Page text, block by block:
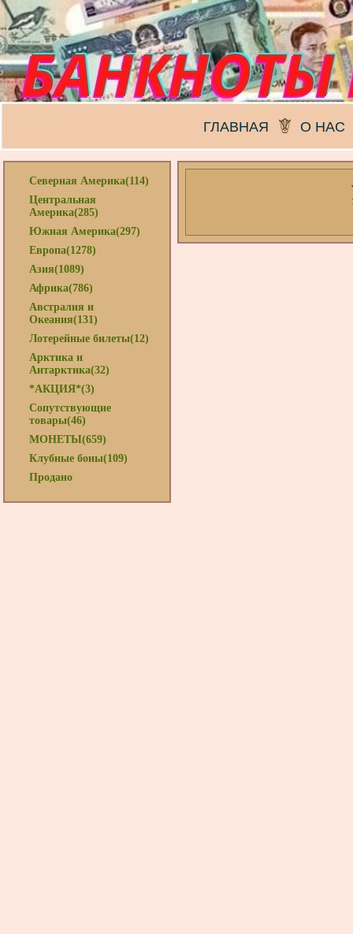
ГЛАВНАЯ О НАС
Северная Америка(114)
Центральная
Америка(285)
Южная Америка(297)
Европа(1278)
Азия(1089)
Африка(786)
Австралия и
Океания(131)
Лотерейные билеты(12)
Арктика и
Антарктика(32)
*АКЦИЯ*(3)
Сопутствующие
товары(46)
МОНЕТЫ(659)
Клубные боны(109)
Продано